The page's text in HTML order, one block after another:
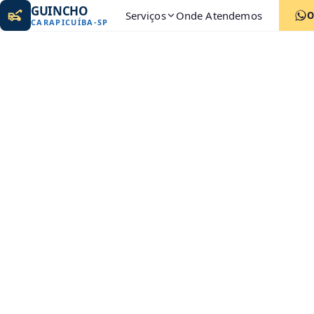
GUINCHO
CARAPICUÍBA-SP Serviços Onde Atendemos